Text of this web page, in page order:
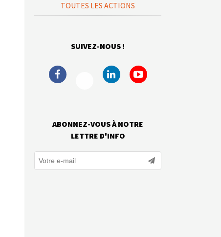
TOUTES LES ACTIONS
SUIVEZ-NOUS !
ABONNEZ-VOUS À NOTRE
LETTRE D'INFO